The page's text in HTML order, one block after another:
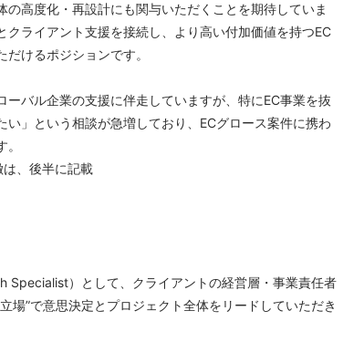
の高度化・再設計にも関与いただくことを期待していま
クライアント支援を接続し、より高い付加価値を持つEC
けるポジションです。
ーバル企業の支援に伴走していますが、特にEC事業を抜
い」という相談が急増しており、ECグロース案件に携わ
、後半に記載
Specialist）として、クライアントの経営層・事業責任者
場”で意思決定とプロジェクト全体をリードしていただき